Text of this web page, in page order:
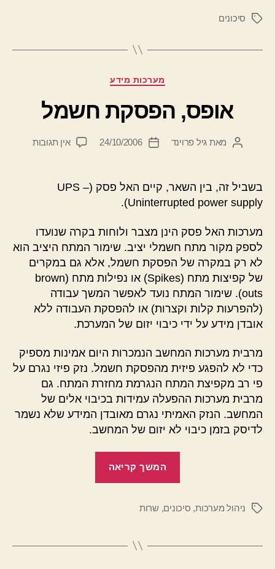
תגיותסיכונים
קטגוריות
מערכות מידע
אופס, הפסקת חשמל
המחבר
מאת גיל פרוינד
תאריך24/10/2006 אין תגובותעל
בשביל זה, בין השאר, קיים האל פסק (UPS –
Uninterrupted power supply).
מערכות האל פסק הינן מצבר ולוחות בקרה שנועדו
לספק מקור מתח חשמלי יציב. שימור המתח היציב הוא
לא רק במקרה של הפסקת חשמל, אלא גם במקרים
של קפיצות מתח (Spikes) או נפילות מתח (brown
outs). שימור המתח נועד לאפשר המשך עבודה
(להפרעות קלות וקצרות) או להפסקת העבודה ללא
אובדן מידע על ידי כיבוי יזום של המערכת.
מרבית מערכות המחשב הנמכרות היום אמינות מספיק
כדי לא להפגע פיזית מהפסקת חשמל. נזק פיזי נגרם על
פי רב מקפיצת המתח הנגרמת מחזרת המתח. גם
מרבית מערכות ההפעלה עמידות בכיבוי אלים של
המחשב. הנזק האמיתי נגרם מאובדן המידע שלא נשמר
לדיסק בזמן כיבוי לא יזום של המחשב.
המשך קריאה
תגיותניהול מערכות, סיכונים,שרות